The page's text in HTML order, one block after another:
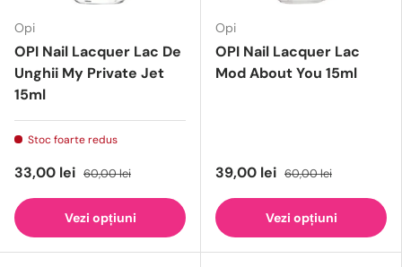
Opi
OPI Nail Lacquer Lac De
Unghii My Private Jet
15ml
Stoc foarte redus
33,00 lei 60,00 lei
Vezi opțiuni
Opi
OPI Nail Lacquer Lac
Mod About You 15ml
39,00 lei 60,00 lei
Vezi opțiuni